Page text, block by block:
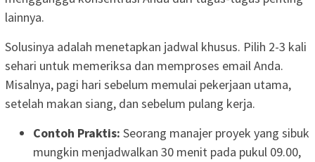
lainnya.
Solusinya adalah menetapkan jadwal khusus. Pilih 2-3 kali
sehari untuk memeriksa dan memproses email Anda.
Misalnya, pagi hari sebelum memulai pekerjaan utama,
setelah makan siang, dan sebelum pulang kerja.
Contoh Praktis: Seorang manajer proyek yang sibuk
mungkin menjadwalkan 30 menit pada pukul 09.00,